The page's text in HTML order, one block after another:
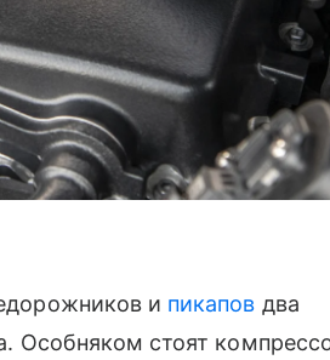
и пикапов два
Особняком стоят